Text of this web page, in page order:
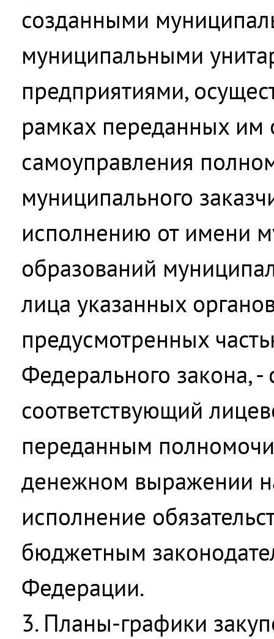
созданными
муниципальными
предприятиями,
рамках переданных им
самоуправления
муниципального
исполнению от имени
образований
лица указанных
предусмотренных
Федерального закона,
соответствующий
переданным
денежном выражении
исполнение
бюджетным
Федерации.
3. Планы-графики